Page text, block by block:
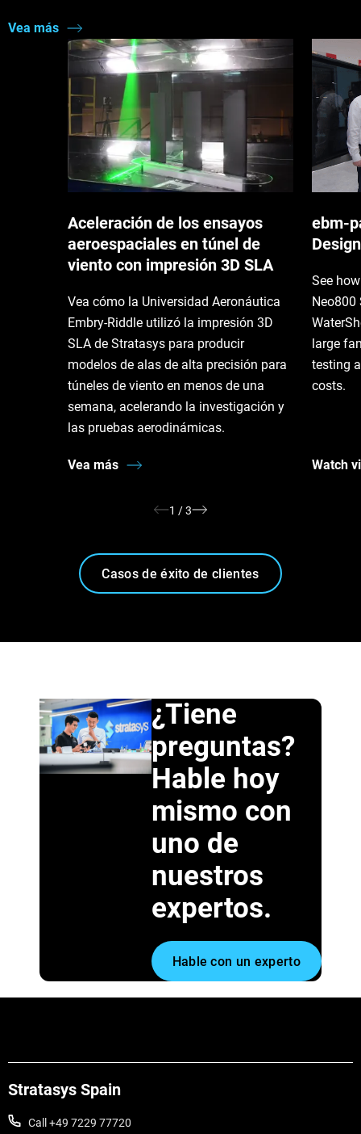
Vea más
Aceleración de los ensayos
aeroespaciales en túnel de
viento con impresión 3D SLA
Vea cómo la Universidad Aeronáutica
Embry-Riddle utilizó la impresión 3D
SLA de Stratasys para producir
modelos de alas de alta precisión para
túneles de viento en menos de una
semana, acelerando la investigación y
las pruebas aerodinámicas.
Vea más
See
Neo800
large
testing
costs.
Watch
1 /3
Casos de éxito de clientes
¿Tiene
preguntas?
Hable hoy
mismo con
uno de
nuestros
expertos.
Hable con un experto
Stratasys Spain
Call +49 7229 77720